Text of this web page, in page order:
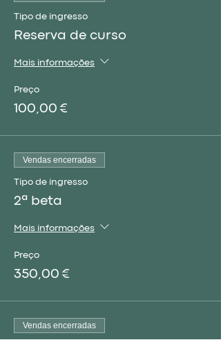
Tipo de ingresso
Reserva de curso
Mais informações
Preço
100,00 €
Vendas encerradas
Tipo de ingresso
2ª beta
Mais informações
Preço
350,00 €
Vendas encerradas